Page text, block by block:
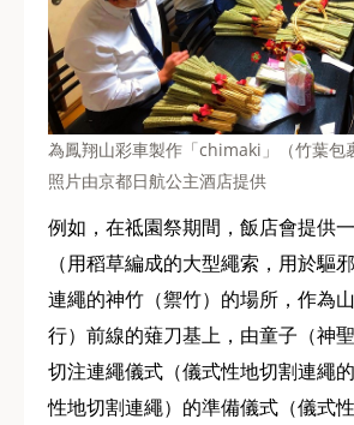
為鳳翔山彩車製作「chimaki」（竹葉包
照片由京都日航公主酒店提供
例如，在祗園祭期間，飯店會提供
（用稻草編成的大型繩索，用於驅
連繩的神竹（禦竹）的場所，作為
行）前線的薙刀基上，由童子（神
切注連繩儀式（儀式性地切割連繩
性地切割連繩）的準備儀式（儀式